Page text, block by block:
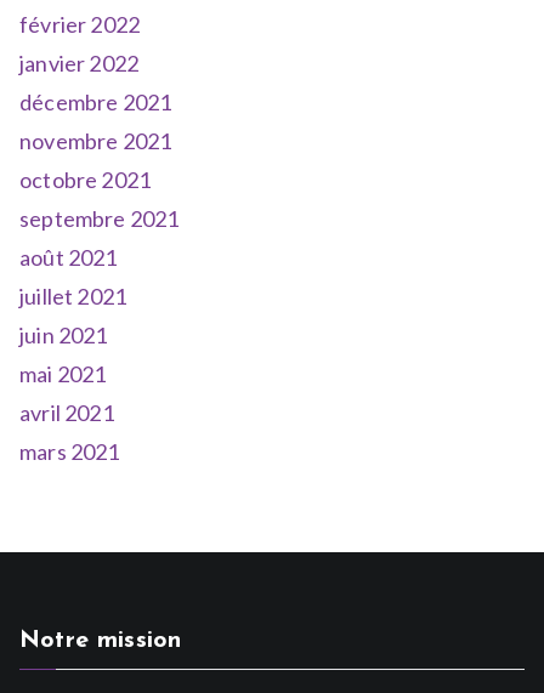
février 2022
janvier 2022
décembre 2021
novembre 2021
octobre 2021
septembre 2021
août 2021
juillet 2021
juin 2021
mai 2021
avril 2021
mars 2021
Notre mission